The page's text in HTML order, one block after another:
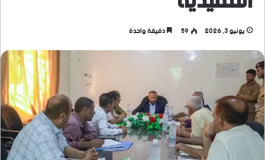
يونيو 3, 2026 59 دقيقة واحدة